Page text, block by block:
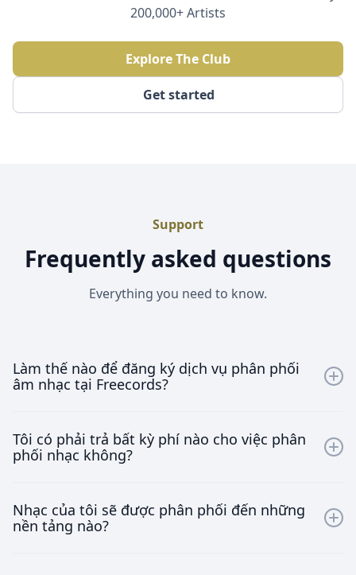
200,000+ Artists
Get started
Explore The Club
Support
Frequently asked questions
Everything you need to know.
Làm thế nào để đăng ký dịch vụ phân phối
âm nhạc tại Freecords?
một tài khoản và bắt đầu tải nhạc của mình lên. Quy
trình đơn giản và hoàn toàn miễn phí!
Tôi có phải trả bất kỳ phí nào cho việc phân
phối nhạc không?
phân phối nhạc tại Freecords. Chúng tôi cung cấp dịch
vụ này hoàn toàn miễn phí, giữ nguyên 100% doanh
Nhạc của tôi sẽ được phân phối đến những
nền tảng nào?